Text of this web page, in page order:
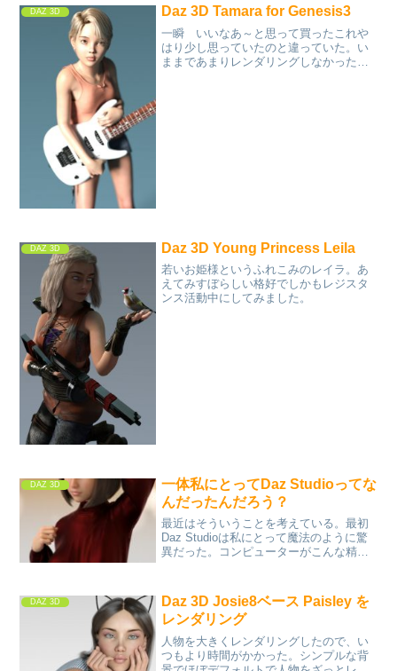
DAZ 3D Daz 3D Tamara for Genesis3
一瞬 いいなあ～と思って買ったこれや
はり少し思っていたのと違っていた。い
ままであまりレンダリングしなかった。
DAZ 3D Daz 3D Young Princess Leila
若いお姫様というふれこみのレイラ。あ
えてみすぼらしい格好でしかもレジスタ
ンス活動中にしてみました。
DAZ 3D
一体私にとってDaz Studioってな
んだったんだろう？
最近はそういうことを考えている。最初
Daz Studioは私にとって魔法のように驚
異だった。コンピューターがこんな精密
はAIが写真そのものを作ってしまう。し
かも誰でも簡...
DAZ 3D
Daz 3D Josie8ベース Paisley を
レンダリング
人物を大きくレンダリングしたので、い
つもより時間がかかった。シンプルな背